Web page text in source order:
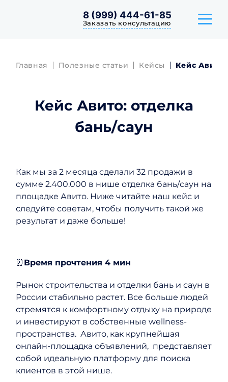
8 (999) 444-61-85
Заказать консультацию
КЕЙСЫ
Главная Полезные статьи Кейсы Кейс
Кейс Авито: отделка
бань/саун
Как мы за 2 месяца сделали 32 продажи в
сумме 2.400.000 в нише отделка бань/саун на
площадке Авито. Ниже читайте наш кейс и
следуйте советам, чтобы получить такой же
результат и даже больше!
⏰ Время прочтения 4 мин
Рынок строительства и отделки бань и саун в
России стабильно растет. Все больше людей
стремятся к комфортному отдыху на природе
и инвестируют в собственные wellness-
пространства. Авито, как крупнейшая
онлайн-площадка объявлений, представляет
собой идеальную платформу для поиска
клиентов в этой нише.